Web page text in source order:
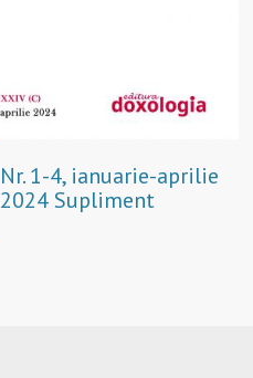
Nr. 1-4, ianuarie-aprilie
2024 Supliment